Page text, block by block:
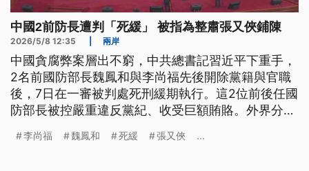
中國2前防長遭判「死緩」 被指為整肅張又俠鋪陳
2026/5/8 12:35 兩岸
中國貪腐弊案層出不窮，中共總書記習近平下重手，
2名前國防部長魏鳳和與李尚福先後開除黨籍與官職
後，7日在一審被判處死刑緩期執行。這2位前後任國
防部長被控嚴重違反黨紀、收受巨額賄賂。外界分
層級更高的軍委副主席張又俠案進行鋪陳。
李尚福 魏鳳和 死緩 張又俠 ...